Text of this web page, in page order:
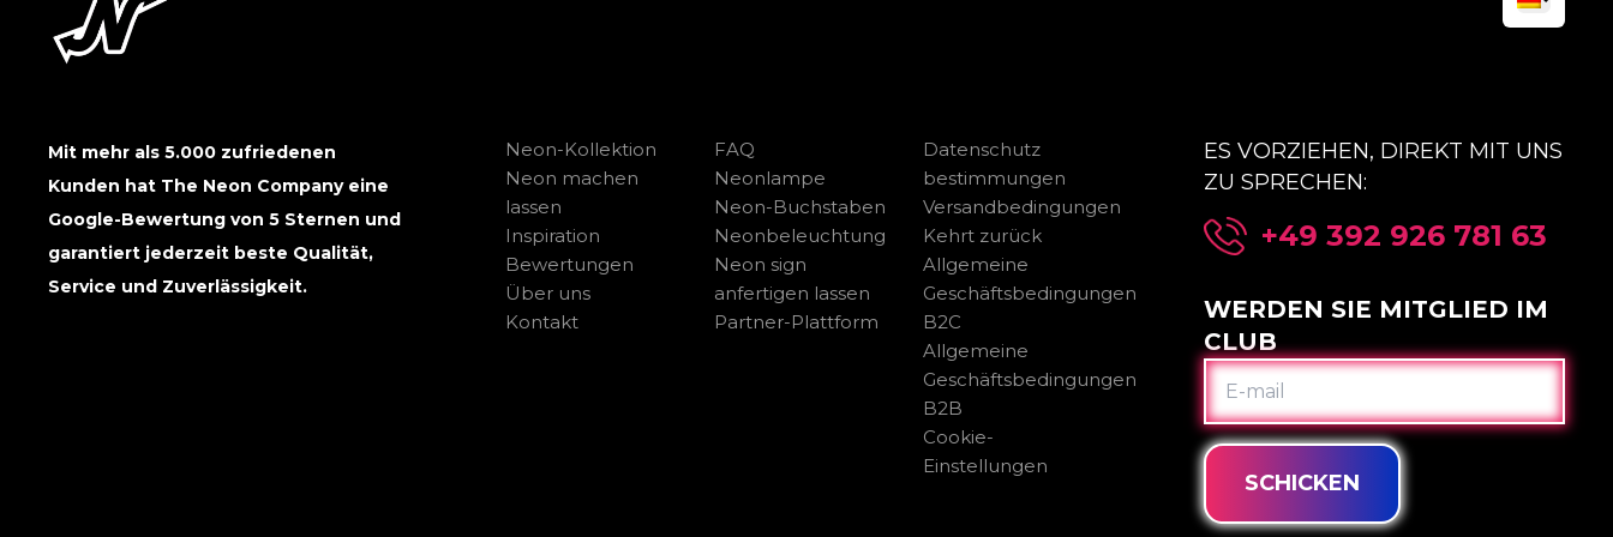
Mit mehr als 5.000 zufriedenen
Kunden hat The Neon Company eine
Google-Bewertung von 5 Sternen und
garantiert jederzeit beste Qualität,
Service und Zuverlässigkeit.
Neon-Kollektion
Neon machen
lassen
Inspiration
Bewertungen
Über uns
Kontakt
FAQ
Neonlampe
Neon-Buchstaben
Neonbeleuchtung
Neon sign
anfertigen lassen
Partner-Plattform
Datenschutz
bestimmungen
Versandbedingungen
Kehrt zurück
Allgemeine
Geschäftsbedingungen
B2C
Allgemeine
Geschäftsbedingungen
B2B
Cookie-
Einstellungen
ES VORZIEHEN, DIREKT MIT UNS
ZU SPRECHEN:
+49 392 926 781 63
WERDEN SIE MITGLIED IM
CLUB
E-
MAIL
SCHICKEN